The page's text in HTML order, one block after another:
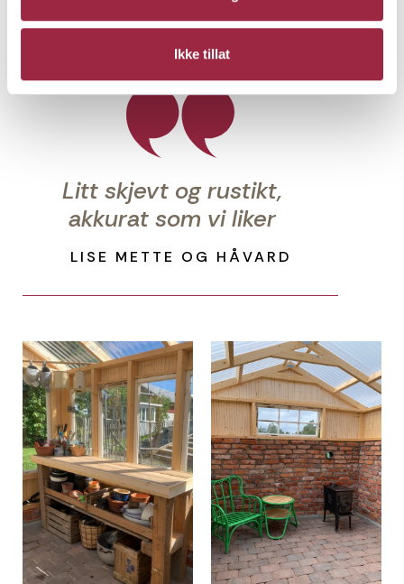
Ikke tillat
lik på hver side samt at også takplatene passet
akkurat både i lengden og i bredden. De forteller at
"drivhuset er litt skjevt og rustikt, eller sjarmerende
Litt skjevt og rustikt,
akkurat som vi liker
LISE METTE OG HÅVARD